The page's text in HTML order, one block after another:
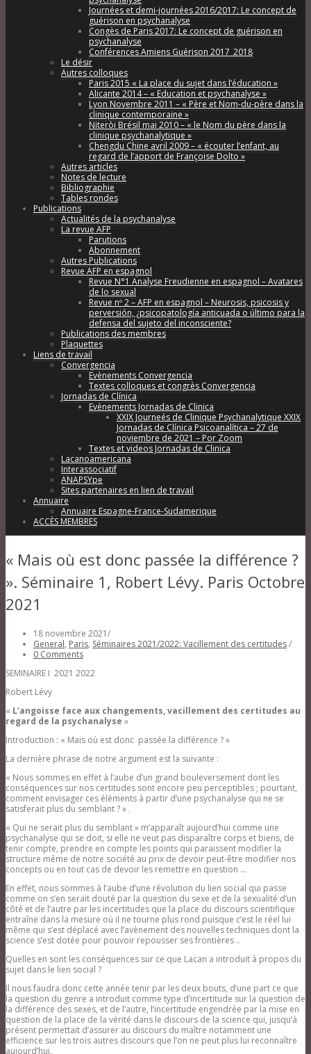
Journées et demi-journées 2016/2017: Le concept de
guérison en psychanalyse
Congès de Paris 2017: Le concept de guérison en
psychanalyse
Conférences Amiens Guérison 2017_2018
Le désir
Autres colloques
Paris 2015 « La place du sujet dans l’éducation »
Alicante 2014 – « Education et psychanalyse »
Lyon Novembre 2011 – « Père et Nom-du-père dans la
clinique contemporaine »
Niteròi Brésil mai 2010 – « le Nom du père dans la
clinique psychanalytique »
Chengdu Chine avril 2009 – « écouter l’enfant, au
regard de l’apport de Françoise Dolto »
Autres articles
Notes de lecture
Bibliographie
Tables rondes
Publications
Actualités de la psychanalyse
La revue AFP
Parutions
Abonnement
Autres Publications
Revue AFP en espagnol
Revue N°1 Analyse Freudienne en espagnol – Avatares
de lo sexual
Revue nº 2 – AFP en espagnol – Neurosis, psicosis y
perversión, ¿psicopatología anticuada o último para la
defensa del sujeto del inconsciente?
Publications des membres
Plaquettes
Liens de travail
Convergencia
Evènements Convergencia
Textes colloques et congrès Convergencia
Jornadas de Clínica
Evènements Jornadas de Clinica
XXIX Journeés de Clinique Psychanalytique XXIX
Jornadas de Clínica Psicoanalítica – 27 de
noviembre de 2021 – Por Zoom
Textes et videos Jornadas de Clinica
Lacanoamericana
Interassociatif
ANAPSYpe
Sites partenaires en lien de travail
Annuaire
Annuaire Espagne-France-Sudamerique
ACCÈS MEMBRES
« Mais où est donc passée la différence ?
». Séminaire 1, Robert Lévy. Paris Octobre
2021
18 novembre 2021/
General, Paris, Séminaires 2021/2022: Vacillement des certitudes/
0 Comments
SEMINAIRE I 2021 2022
Robert Lévy
« L’angoisse face aux changements, vacillement des certitudes au
regard de la psychanalyse »
Introduction : « Mais où est donc passée la différence ? »
La dernière phrase de notre argument est la suivante :
« Nous sommes en effet à l’aube d’un grand bouleversement dont les
conséquences sur nos certitudes sont encore peu perceptibles ; pourtant,
comment envisager ces éléments à partir d’une psychanalyse qui ne se
satisferait plus du semblant ? » .
« Qui ne serait plus du semblant » m’apparaît aujourd’hui comme une
psychanalyse qui se doit, si elle ne veut pas disparaître corps et biens, de
tenir compte, prendre en compte les points qui paraissent modifier la
structure même de notre société au prix de devoir peut-être modifier nos
concepts ou en tout cas de devoir les remettre en question …
En effet, nous sommes à l’aube d’une révolution du lien social qui passe
comme on s’en serait douté par la question du sexe et de la sexualité d’un
côté et de l’autre par les incertitudes que la place du discours scientifique
entraîne dans la mesure où il ne tourne plus rond puisque c’est le réel lui
même qui s’est déplacé avec l’avènement des nouvelles techniques dont la
science s’est dotée pour pouvoir repousser ses frontières ..
Quelles en sont les conséquences sur ce que Lacan a introduit à propos du
sujet dans le lien social ?
Il nous faudra donc cette année tenir par les deux bouts, d’une part ce que
la question du genre a introduit comme type d’incertitude sur la question de
la différence des sexes, et de l’autre, l’incertitude engendrée par la mise en
question de la place de la vérité dans le discours de la science qui, jusqu’à
présent permettait d’assurer au discours du maître notamment une
efficience sur les trois autres discours que l’on ne peut plus lui reconnaître
aujourd’hui.